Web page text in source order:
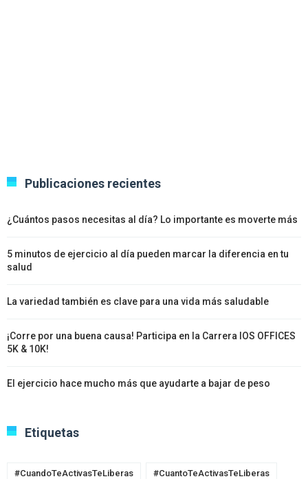
Publicaciones recientes
¿Cuántos pasos necesitas al día? Lo importante es moverte más
5 minutos de ejercicio al día pueden marcar la diferencia en tu
salud
La variedad también es clave para una vida más saludable
¡Corre por una buena causa! Participa en la Carrera IOS OFFICES
5K & 10K!
El ejercicio hace mucho más que ayudarte a bajar de peso
Etiquetas
#CuandoTeActivasTeLiberas #CuantoTeActivasTeLiberas